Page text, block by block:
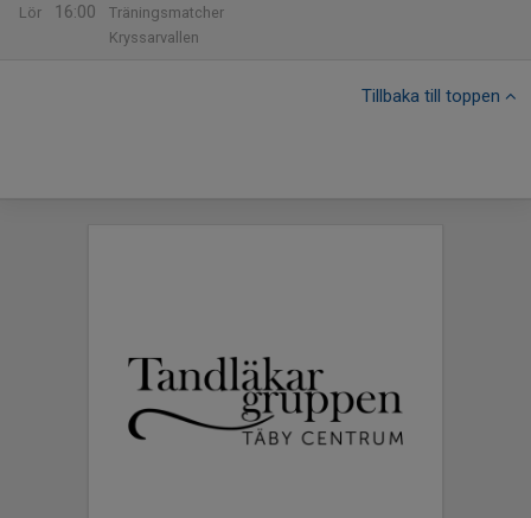
Lör
16:00
Träningsmatcher
Kryssarvallen
Tillbaka till toppen